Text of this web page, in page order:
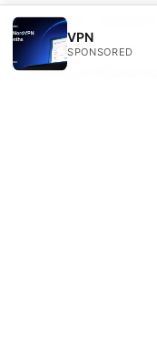
Why Your VPN
And How To Fix
And Real-World
VPN
SPONSORED